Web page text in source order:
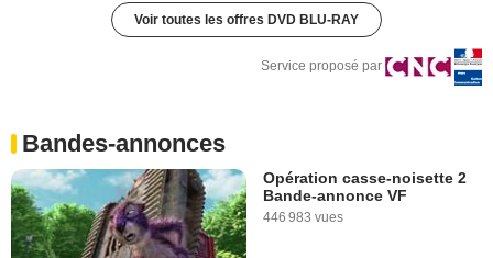
Voir toutes les offres DVD BLU-RAY
Service proposé par
Bandes-annonces
Opération casse-noisette 2
Bande-annonce VF
446 983 vues